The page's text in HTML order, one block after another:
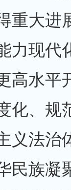
重大进
力现代
高水平
化、规
义法治
民族凝